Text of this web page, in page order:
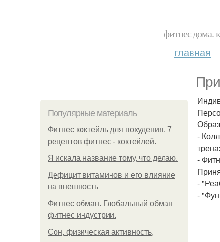
фитнес дома.
главная
Популярные материалы
Фитнес коктейль для похудения. 7
рецептов фитнес - коктейлей.
Я искала название тому, что делаю.
Дефицит витаминов и его влияние
на внешность
Фитнес обман. Глобальный обман
фитнес индустрии.
Сон, физическая активность,
-
-
-
-